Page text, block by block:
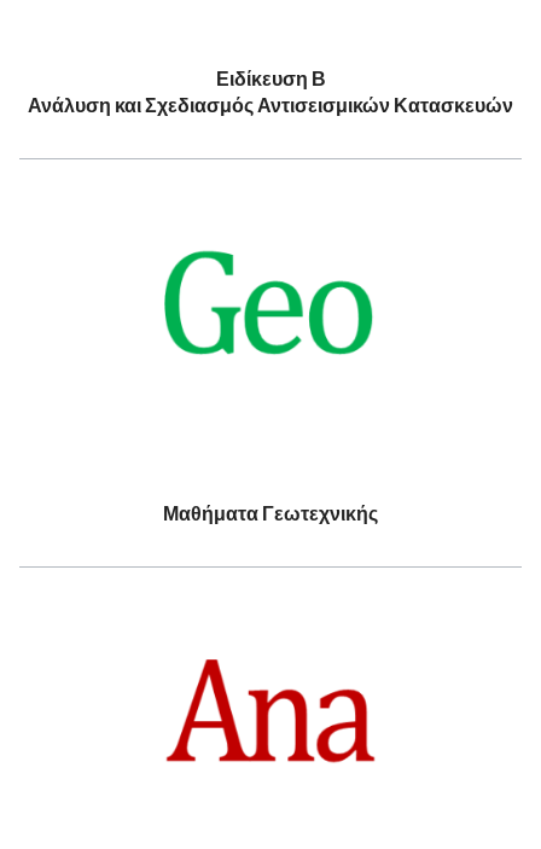
Ειδίκευση Β
Ανάλυση και Σχεδιασμός Αντισεισμικών Κατασκευών
Μαθήματα Γεωτεχνικής